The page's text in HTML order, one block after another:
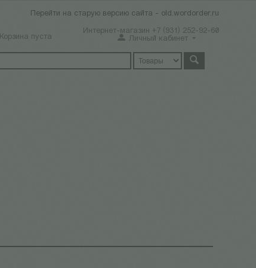
Перейти на старую версию сайта - old.wordorder.ru
Интернет-магазин +7 (931) 252-92-60
Корзина пуста Личный кабинет